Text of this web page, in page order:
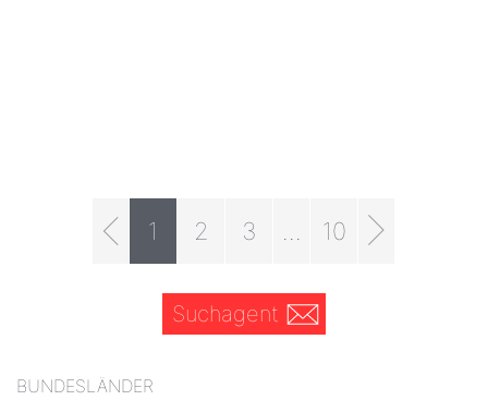
1 2 3 10
Suchagent
BUNDESLÄNDER